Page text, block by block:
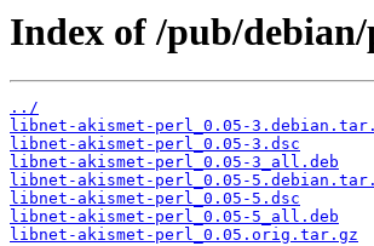
Index of /pub/
../
libnet-akismet-perl_0.05-
libnet-akismet-perl_0.05-3.dsc
libnet-akismet-perl_0.05-3_all.deb
libnet-akismet-perl_0.05-
libnet-akismet-perl_0.05-5.dsc
libnet-akismet-perl_0.05-5_all.deb
libnet-akismet-perl_0.05.orig.tar.gz